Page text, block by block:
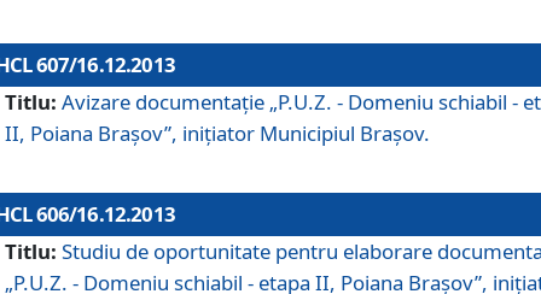
607/16.12.2013
Titlu: Avizare documentaţie „P.U.Z. - Domeniu schiabil -
II, Poiana Braşov”, iniţiator Municipiul Braşov.
606/16.12.2013
Titlu: Studiu de oportunitate pentru elaborare
„P.U.Z. - Domeniu schiabil - etapa II, Poiana Braşov”,